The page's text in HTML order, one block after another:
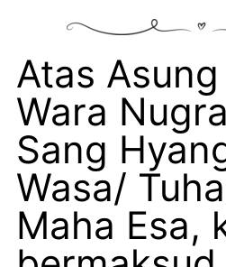
Atas
Wara
Sang
Wasa/
Maha Esa,